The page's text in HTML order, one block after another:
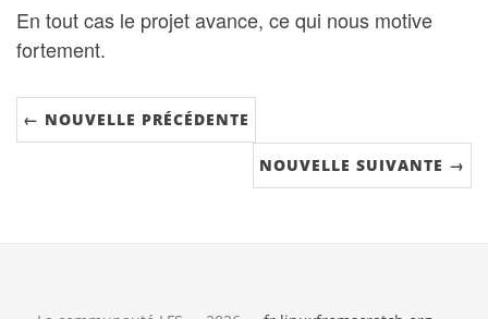
En tout cas le projet avance, ce qui nous motive
fortement.
← NOUVELLE PRÉCÉDENTE
NOUVELLE SUIVANTE →